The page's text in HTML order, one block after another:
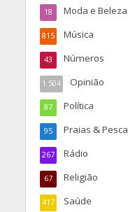
Moda e Beleza
18
Música
815
Números
43
Opinião
1.504
Política
87
Praias & Pesca
95
Rádio
267
Religião
67
Saúde
417